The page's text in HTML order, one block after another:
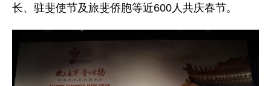
长、驻斐使节及旅斐侨胞等近600人共庆春节。